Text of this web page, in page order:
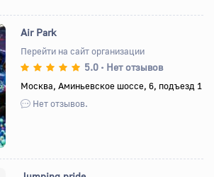
Вперед
Air Park
Перейти на сайт организации
5.0 • Нет отзывов
Москва, Аминьевское шоссе, 6, подъезд 1
Нет отзывов.